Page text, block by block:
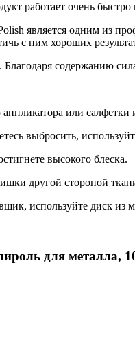
работает очень
является одним из
с ним хороших
Благодаря содержанию
или
выбросить,
высокого блеска.
другой стороной
используйте диск из
для металла,